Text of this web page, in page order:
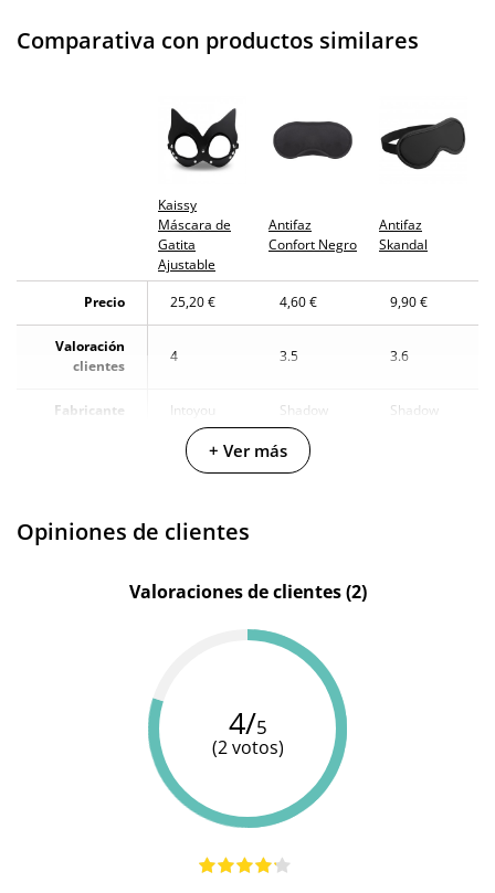
Garantías 3 años de garantía
El viernes 7 de agosto (fecha estimada)
Comparativa con productos similares
Kaissy
Máscara de
Gatita
Ajustable
Antifaz
Confort Negro
Antifaz
Skandal
Precio 25,20 € 4,60 € 9,90 €
Valoración
clientes
4 3.5 3.6
Fabricante Intoyou Shadow Shadow
Negro Negro
+ Ver más
Opiniones de clientes
Valoraciones de clientes (2)
4/5
(2 votos)